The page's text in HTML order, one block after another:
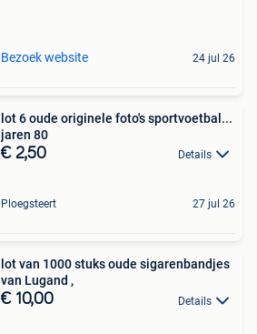
Bezoek website 24 jul 26
lot 6 oude originele foto's sportvoetbal...
jaren 80
€ 2,50 Details
Ploegsteert 27 jul 26
lot van 1000 stuks oude sigarenbandjes
van Lugand ,
€ 10,00 Details